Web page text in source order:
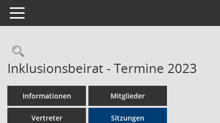
Toggle navigation
Rechercheauswahl
Inklusionsbeirat - Termine 2023
Informationen Mitglieder
Vertreter Sitzungen